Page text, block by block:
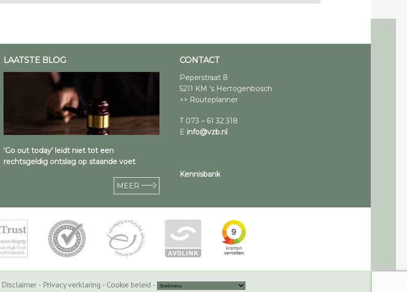
LAATSTE BLOG
‘Go out today’ leidt niet tot een
rechtsgeldig ontslag op staande voet
MEER
CONTACT
Peperstraat 8
5211 KM ’s Hertogenbosch
>> Routeplanner
T 073 – 61 32 318
E info@vzb.nl
Kennisbank
Disclaimer- Privacy verklaring - Cookie beleid -